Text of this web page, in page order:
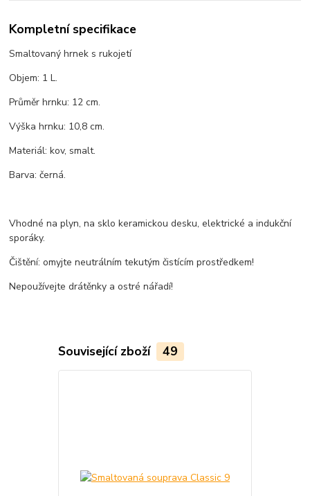
Kompletní specifikace
Smaltovaný hrnek s rukojetí
Objem: 1 L.
Průměr hrnku: 12 cm.
Výška hrnku: 10,8 cm.
Materiál: kov, smalt.
Barva: černá.
Vhodné na plyn, na sklo keramickou desku, elektrické a indukční
sporáky.
Čištění: omyjte neutrálním tekutým čistícím prostředkem!
Nepoužívejte drátěnky a ostré nářadí!
Související zboží 49